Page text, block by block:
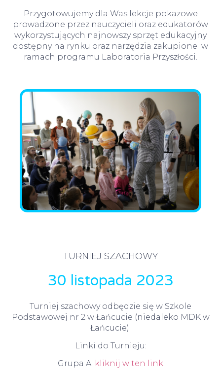
Przygotowujemy dla Was lekcje pokazowe
prowadzone przez nauczycieli oraz edukatorów
wykorzystujących najnowszy sprzęt edukacyjny
dostępny na rynku oraz narzędzia zakupione w
ramach programu Laboratoria Przyszłości.
TURNIEJ SZACHOWY
30 listopada 2023
Turniej szachowy odbędzie się w Szkole
Podstawowej nr 2 w Łańcucie (niedaleko MDK w
Łańcucie).
Linki do Turnieju:
Grupa A: kliknij w ten link